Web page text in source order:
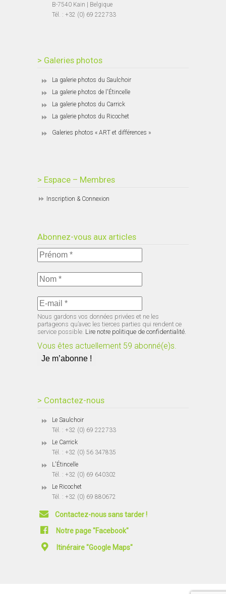
B-7540 Kain | Belgique
Tél. : +32 (0) 69 222733
> Galeries photos
La galerie photos du Saulchoir
La galerie photos de l'Étincelle
La galerie photos du Carrick
La galerie photos du Ricochet
Galeries photos « ART et différences »
> Espace – Membres
Inscription & Connexion
Abonnez-vous aux articles
Nous gardons vos données privées et ne les
partageons qu’avec les tierces parties qui rendent ce
service possible. Lire notre politique de confidentialité.
Vous êtes actuellement 59 abonné(e)s.
> Contactez-nous
Le Saulchoir
Tél. : +32 (0) 69 222733
Le Carrick
Tél. : +32 (0) 56 347835
L'Étincelle
Tél. : +32 (0) 69 640302
Le Ricochet
Tél. : +32 (0) 69 880672
Contactez-nous sans tarder !
Notre page "Facebook"
Itinéraire "Google Maps"